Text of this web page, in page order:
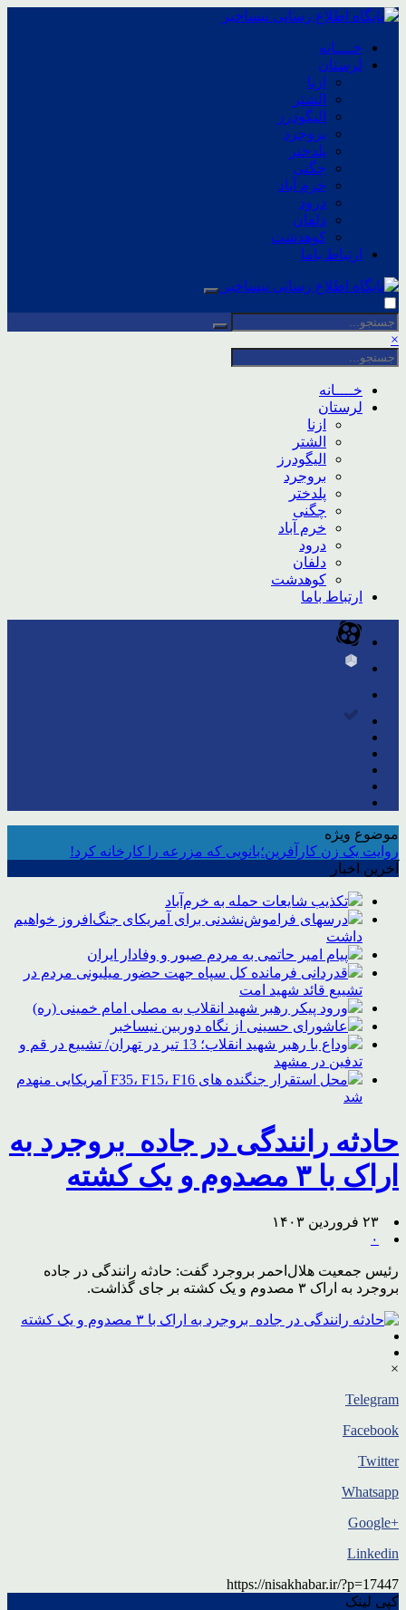
خــــانه
لرستان
ازنا
الشتر
الیگودرز
بروجرد
پلدختر
چگنی
خرم آباد
درود
دلفان
کوهدشت
ارتباط باما
×
خــــانه
لرستان
ازنا
الشتر
الیگودرز
بروجرد
پلدختر
چگنی
خرم آباد
درود
دلفان
کوهدشت
ارتباط باما
موضوع ویژه
روایت یک زن کارآفرین؛بانویی که مزرعه را کارخانه کرد!
آخرین اخبار
تکذیب شایعات حمله به خرم‌آباد
درسهای فراموش‌نشدنی برای آمریکای جنگ‌افروز خواهیم
داشت
پیام امیر حاتمی به مردم صبور و وفادار ایران
قدردانی فرمانده کل سپاه جهت حضور میلیونی مردم در
تشییع قائد شهید امت
ورود پیکر رهبر شهید انقلاب به مصلی امام خمینی (ره)
عاشورای حسینی از نگاه دوربین نیساخبر
وداع با رهبر شهید انقلاب؛ 13 تیر در تهران/ تشییع در قم و
تدفین در مشهد
محل استقرار جنگنده های F35، F15، F16 آمریکایی منهدم
شد
حادثه رانندگی در جاده ️ بروجرد به
اراک با ۳ مصدوم و یک کشته
۲۳ فروردین ۱۴۰۳
۰
رئیس جمعیت هلال‌احمر بروجرد گفت: حادثه رانندگی در جاده
بروجرد به اراک ۳ مصدوم و یک کشته بر جای گذاشت.
×
Telegram
Facebook
Twitter
Whatsapp
+Google
Linkedin
https://nisakhabar.ir/?p=17447
کپی لینک